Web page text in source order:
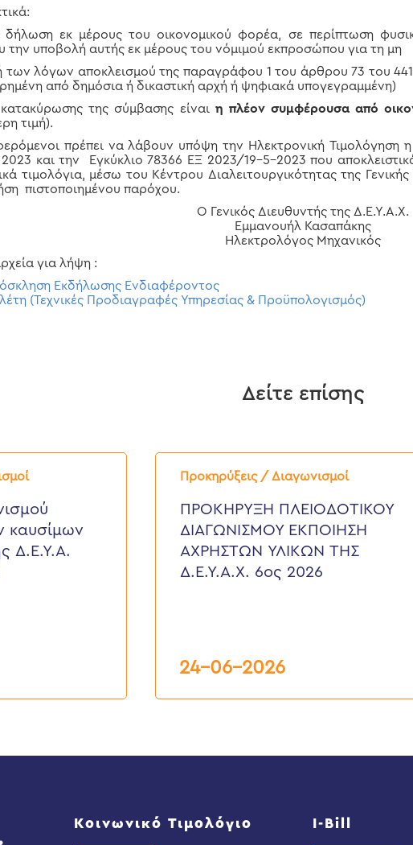
δήλωση εκ μέρους του οικονομικού φορέα, σε περίπτωση
υποβολή αυτής εκ μέρους του νόμιμού εκπροσώπου για τη μη
των λόγων αποκλεισμού της παραγράφου 1 του άρθρου 73 του
από δημόσια ή δικαστική αρχή ή ψηφιακά υπογεγραμμένη)
κατακύρωσης της σύμβασης είναι η πλέον συμφέρουσα από
τιμή).
πρέπει να λάβουν υπόψη την Ηλεκτρονική
και την Εγκύκλιο 78366 ΕΞ 2023/19-5-2023 που
τιμολόγια, μέσω του Κέντρου Διαλειτουργικότητας της
πιστοποιημένου παρόχου.
Ο Γενικός Διευθυντής της Δ.Ε.Υ.Α.Χ.
Εμμανουήλ Κασαπάκης
Ηλεκτρολόγος Μηχανικός
για λήψη :
Εκδήλωσης Ενδιαφέροντος
(Τεχνικές Προδιαγραφές Υπηρεσίας & Προϋπολογισμός)
Δείτε επίσης
καυσίμων
Δ.Ε.Υ.Α.
Προκηρύξεις / Διαγωνισμοί
ΠΡΟΚΗΡΥΞΗ
ΠΛΕΙΟΔΟΤΙΚΟΥ
ΕΚΠΟΙΗΣΗ
ΑΧΡΗΣΤΩΝ
ΥΛΙΚΩΝ
Δ.Ε.Υ.Α.Χ.
ΠΡΟΚΗΡΥΞΗ ΠΛΕΙΟΔΟΤΙΚΟΥ
ΔΙΑΓΩΝΙΣΜΟΥ ΕΚΠΟΙΗΣΗ
ΑΧΡΗΣΤΩΝ ΥΛΙΚΩΝ ΤΗΣ
Δ.Ε.Υ.Α.Χ. 6ος 2026
24-06-2026
Κοινωνικό Τιμολόγιο I-Bill